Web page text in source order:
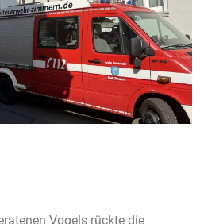
Vogels rückte die